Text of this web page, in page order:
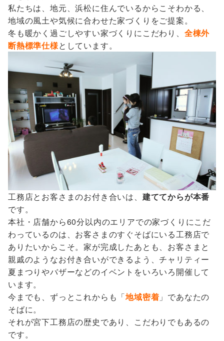
私たちは、地元、浜松に住んでいるからこそわかる、
地域の風土や気候に合わせた家づくりをご提案。
冬も暖かく過ごしやすい家づくりにこだわり、 全棟外
断熱標準仕様としています。
工務店とお客さまのお付き合いは、 建ててからが本番
です。
本社・店舗から60分以内のエリアでの家づくりにこだ
わっているのは、お客さまのすぐそばにいる工務店で
ありたいからこそ。家が完成したあとも、お客さまと
親戚のようなお付き合いができるよう、チャリティー
夏まつりやバザーなどのイベントをいろいろ開催して
います。
今までも、ずっとこれからも「地域密着 」であなたの
そばに。
それが宮下工務店の歴史であり、こだわりでもあるの
です。